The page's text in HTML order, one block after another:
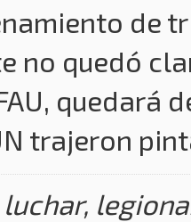
de
no quedó
quedará
trajeron
luchar,